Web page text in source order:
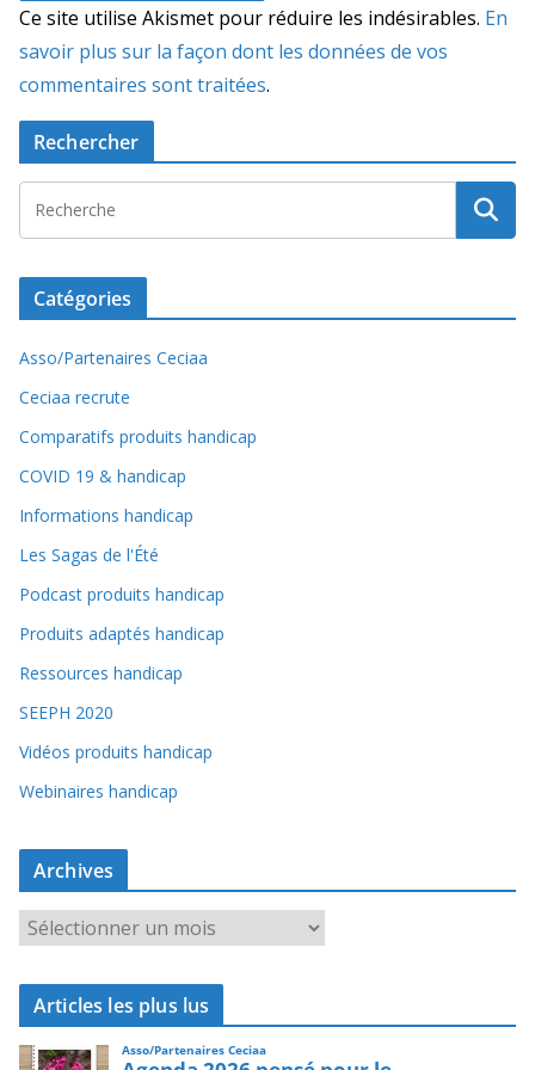
Ce site utilise Akismet pour réduire les indésirables. En
savoir plus sur la façon dont les données de vos
commentaires sont traitées.
Rechercher
Catégories
Asso/Partenaires Ceciaa
Ceciaa recrute
Comparatifs produits handicap
COVID 19 & handicap
Informations handicap
Les Sagas de l'Été
Podcast produits handicap
Produits adaptés handicap
Ressources handicap
SEEPH 2020
Vidéos produits handicap
Webinaires handicap
Archives
r
c
i
Articles les plus lus